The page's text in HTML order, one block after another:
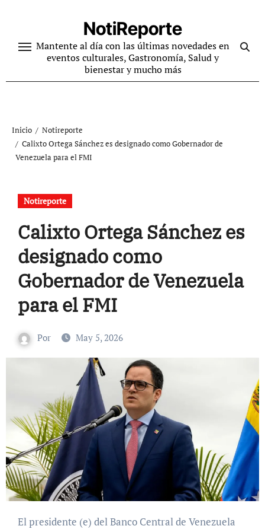
contenido
NotiReporte
Mantente al día con las últimas novedades en
eventos culturales, Gastronomía, Salud y
bienestar y mucho más
Inicio
Notireporte
Calixto Ortega Sánchez es designado como Gobernador de
Venezuela para el FMI
Notireporte
Calixto Ortega Sánchez es
designado como
Gobernador de Venezuela
para el FMI
Por May 5, 2026
El presidente (e) del Banco Central de Venezuela